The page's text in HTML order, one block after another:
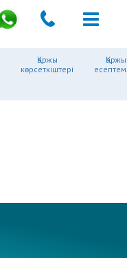
Қаржы
көрсеткіштері
Қаржы